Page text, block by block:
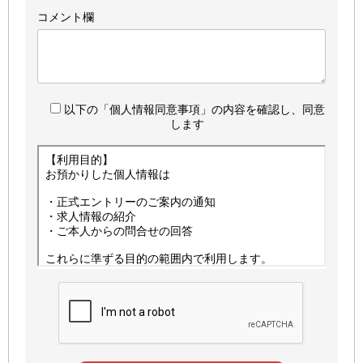
コメント欄
以下の「個人情報同意事項」の内容を確認し、同意
します